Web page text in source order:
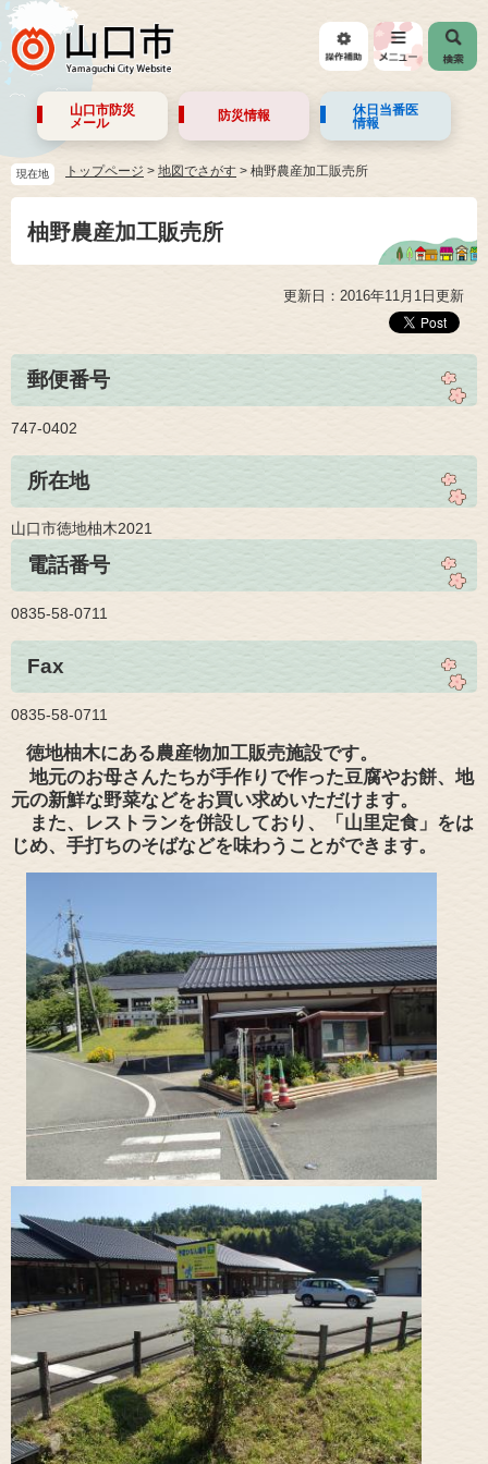
山口市防災
メール
防災情報
休日当番医
情報
現在地 トップページ > 地図でさがす > 柚野農産加工販売所
柚野農産加工販売所
更新日：2016年11月1日更新
郵便番号
747-0402
所在地
山口市徳地柚木2021
電話番号
0835-58-0711
Fax
0835-58-0711
徳地柚木にある農産物加工販売施設です。
地元のお母さんたちが手作りで作った豆腐やお餅、地
元の新鮮な野菜などをお買い求めいただけます。
また、レストランを併設しており、「山里定食」をは
じめ、手打ちのそばなどを味わうことができます。